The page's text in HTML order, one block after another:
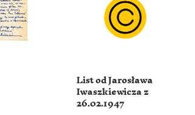
List od Jarosława
Iwaszkiewicza z
26.02.1947